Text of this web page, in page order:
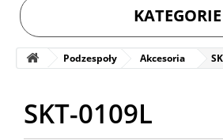
KATEGORIE
Podzespoły Akcesoria
SKT-0109L